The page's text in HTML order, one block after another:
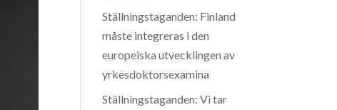
Ställningstaganden: Finland
måste integreras i den
europeiska utvecklingen av
yrkesdoktorsexamina
Ställningstaganden: Vi tar